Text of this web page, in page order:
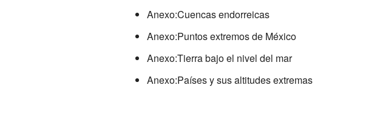
Anexo:Cuencas endorreicas
Anexo:Puntos extremos de México
Anexo:Tierra bajo el nivel del mar
Anexo:Países y sus altitudes extremas